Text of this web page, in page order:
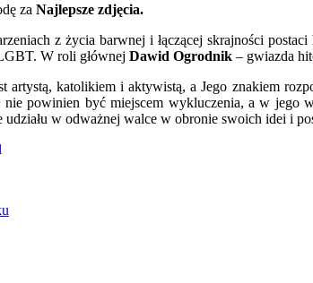
za Najlepsze zdjęcia.
z życia barwnej i łączącej skrajności postaci
W roli głównej Dawid Ogrodnik – gwiazda
artystą, katolikiem i aktywistą, a Jego znakiem
nie powinien być miejscem wykluczenia, a w
udziału w odważnej walce w obronie swoich idei i